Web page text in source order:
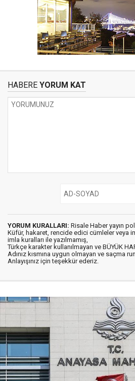
HABERE YORUM KAT
YORUM KURALLARI: Risale Haber yayın
Küfür, hakaret, rencide edici cümleler veya
imla kuralları ile yazılmamış,
Türkçe karakter kullanılmayan ve BÜYÜK
Adınız kısmına uygun olmayan ve saçma
Anlayışınız için teşekkür ederiz.